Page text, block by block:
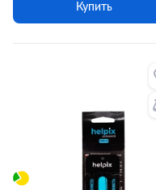
Купить